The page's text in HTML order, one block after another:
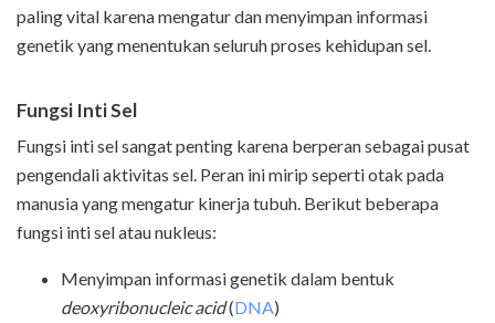
paling vital karena mengatur dan menyimpan informasi
genetik yang menentukan seluruh proses kehidupan sel.
Fungsi Inti Sel
Fungsi inti sel sangat penting karena berperan sebagai pusat
pengendali aktivitas sel. Peran ini mirip seperti otak pada
manusia yang mengatur kinerja tubuh. Berikut beberapa
fungsi inti sel atau nukleus:
Menyimpan informasi genetik dalam bentuk
deoxyribonucleic acid(DNA)